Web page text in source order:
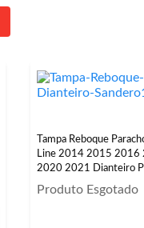
Tampa Reboque
Line 2014 2015
2020 2021 Dianteiro
Produto Esgotado